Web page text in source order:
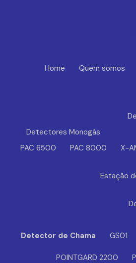
Home Quem somos
Detectores Monogás
PAC 6500
PAC 8000
X-
Estação
Detector de Chama
GS01
POINTGARD 2200